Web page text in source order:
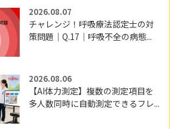
2026.08.07
チャレンジ！呼吸療法認定士の対
策問題｜Q.17｜呼吸不全の病態...
2026.08.06
【AI体力測定】複数の測定項目を
多人数同時に自動測定できるフレ...